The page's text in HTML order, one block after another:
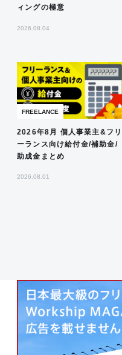
ィングの極意
2026.08.04
FREELANCE
2026年8月 個人事業主&フリ
ーランス向け給付金/補助金/
助成金まとめ
2026.08.01